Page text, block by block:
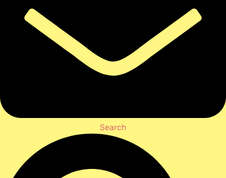
Search